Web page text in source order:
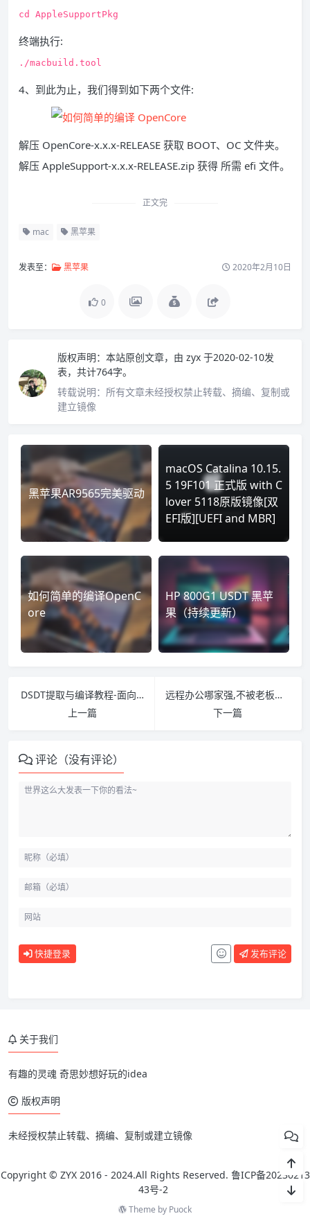
cd AppleSupportPkg
终端执行:
./macbuild.tool
4、到此为止，我们得到如下两个文件:
解压 OpenCore-x.x.x-RELEASE 获取 BOOT、OC 文件夹。
解压 AppleSupport-x.x.x-RELEASE.zip 获得 所需 efi 文件。
正文完
mac 黑苹果
发表至： 黑苹果 2020年2月10日
0
版权声明： 本站原创文章，由 zyx 于2020-02-10发
表，共计764字。
转载说明： 所有文章未经授权禁止转载、摘编、复制或
建立镜像
黑苹果AR9565完美驱动
macOS Catalina 10.15.
5 19F101 正式版 with C
lover 5118原版镜像[双
EFI版][UEFI and MBR]
如何简单的编译OpenC
ore
HP 800G1 USDT 黑苹
果（持续更新）
DSDT提取与编译教程-面向小白
上一篇
远程办公哪家强,不被老板踢成翔
下一篇
评论（没有评论）
快捷登录 发布评论
关于我们
有趣的灵魂 奇思妙想好玩的idea
版权声明
未经授权禁止转载、摘编、复制或建立镜像
Copyright © ZYX 2016 - 2024.All Rights Reserved. 鲁ICP备20230213
43号-2
Theme by Puock